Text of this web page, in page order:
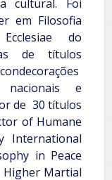
cultural. Foi
em Filosofia
do
de títulos
nacionais e
de 30 títulos
of Humane
International
in Peace
Martial